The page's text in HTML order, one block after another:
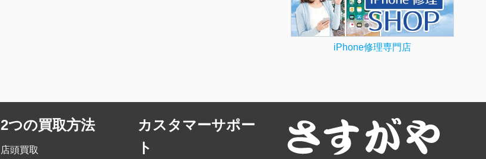
iPhone修理専門店
2つの買取方法
店頭買取
カスタマーサポー
ト